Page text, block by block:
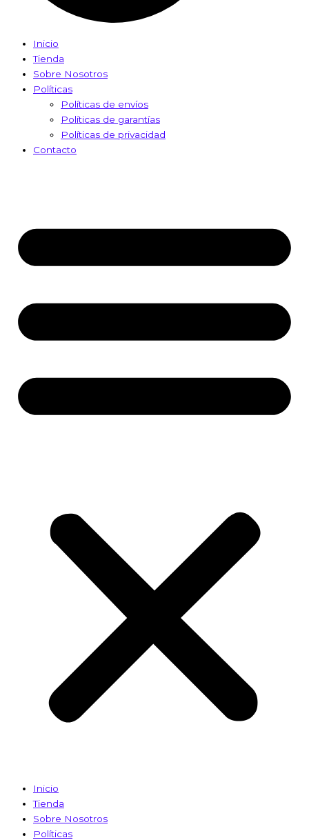
Inicio
Tienda
Sobre Nosotros
Políticas
Políticas de envíos
Políticas de garantías
Políticas de privacidad
Contacto
Inicio
Tienda
Sobre Nosotros
Políticas